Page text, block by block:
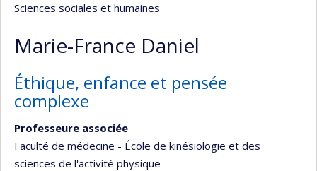
Sciences sociales et humaines
Marie-France Daniel
Éthique, enfance et pensée
complexe
Professeure associée
Faculté de médecine - École de kinésiologie et des
sciences de l'activité physique